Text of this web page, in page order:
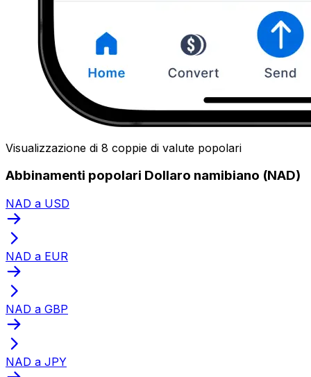
Visualizzazione di 8 coppie di valute popolari
Abbinamenti popolari Dollaro namibiano (NAD)
NAD a USD
NAD a EUR
NAD a GBP
NAD a JPY